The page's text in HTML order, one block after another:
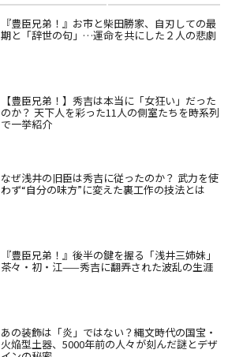
『豊臣兄弟！』お市と柴田勝家、自刃しての最
期と「辞世の句」…運命を共にした２人の悲劇
【豊臣兄弟！】秀吉は本当に「女狂い」だった
のか？ 天下人を彩った11人の側室たちを時系列
で一挙紹介
なぜ浅井の旧臣は秀吉に従ったのか？ 武力を使
わず“自分の味方”に変えた裏工作の技法とは
『豊臣兄弟！』後半の鍵を握る「浅井三姉妹」
茶々・初・江——秀吉に翻弄された波乱の生涯
あの装飾は「炎」ではない？縄文時代の国宝・
火焔型土器、5000年前の人々が刻んだ謎とデザ